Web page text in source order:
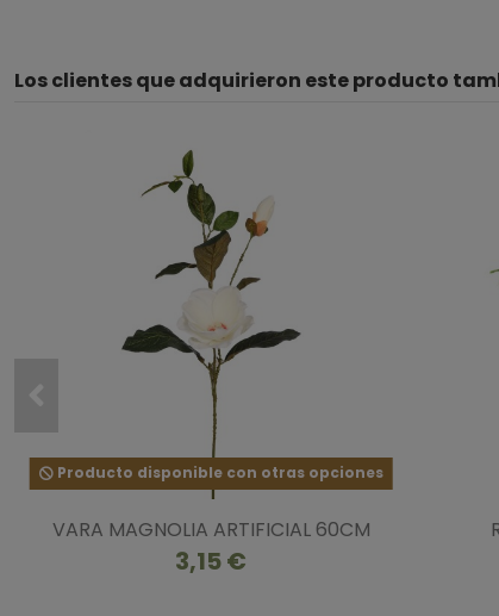
Los clientes que adquirieron este producto
Producto disponible con otras opciones
VARA MAGNOLIA ARTIFICIAL 60CM
3,15 €